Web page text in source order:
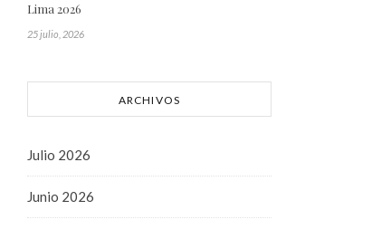
Lima 2026
25 julio, 2026
ARCHIVOS
Julio 2026
Junio 2026